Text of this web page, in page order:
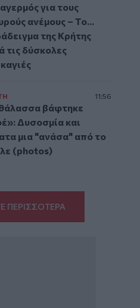
για τους
ανέμους – Το...
της Κρήτης
τις δύσκολες
11:56
βάφτηκε
Δυσοσμία και
μια "ανάσα" από το
(photos)
ΠΕΡΙΣΣΟΤΕΡΑ